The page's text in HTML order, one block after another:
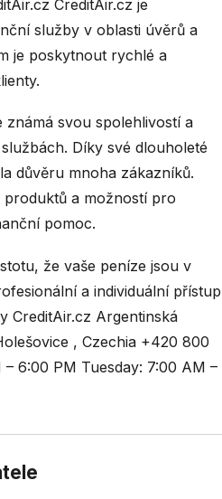
CreditAir.cz je
služby v oblasti úvěrů a
je poskytnout rychlé a
známá svou spolehlivostí a
Díky své dlouholeté
důvěru mnoha zákazníků.
a možností pro
pomoc.
že vaše peníze jsou v
a individuální přístup
CreditAir.cz Argentinská
, Czechia +420 800
6:00 PM Tuesday: 7:00 AM –